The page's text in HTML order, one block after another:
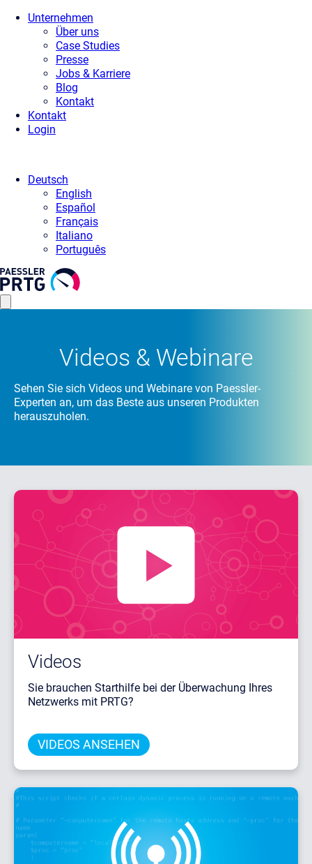
Unternehmen
Über uns
Case Studies
Presse
Jobs & Karriere
Blog
Kontakt
Kontakt
Login
Deutsch
English
Español
Français
Italiano
Português
Videos & Webinare
Sehen Sie sich Videos und Webinare von Paessler-
Experten an, um das Beste aus unseren Produkten
herauszuholen.
Videos
Sie brauchen Starthilfe bei der Überwachung Ihres
Netzwerks mit PRTG?
VIDEOS ANSEHEN